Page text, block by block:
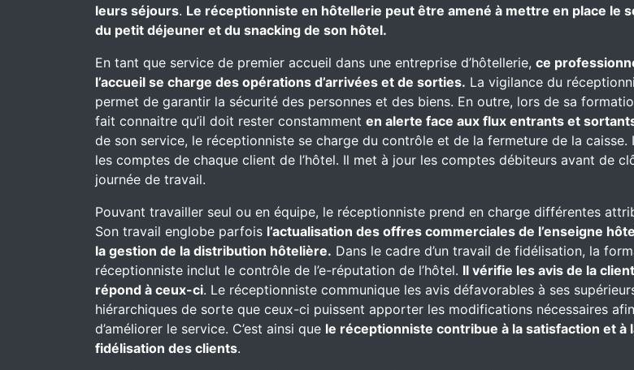
leurs séjours. Le réceptionniste en hôtellerie peut être amené à mettre en place le
du petit déjeuner et du snacking de son hôtel.
En tant que service de premier accueil dans une entreprise d’hôtellerie, ce
l’accueil se charge des opérations d’arrivées et de sorties. La vigilance du
permet de garantir la sécurité des personnes et des biens. En outre, lors de sa
fait connaitre qu’il doit rester constamment en alerte face aux flux entrants et
de son service, le réceptionniste se charge du contrôle et de la fermeture de la caisse.
les comptes de chaque client de l’hôtel. Il met à jour les comptes débiteurs avant de
journée de travail.
Pouvant travailler seul ou en équipe, le réceptionniste prend en charge différentes
Son travail englobe parfois l’actualisation des offres commerciales de l’enseigne
la gestion de la distribution hôtelière. Dans le cadre d’un travail de fidélisation, la
réceptionniste inclut le contrôle de l’e-réputation de l’hôtel. Il vérifie les avis de la
répond à ceux-ci. Le réceptionniste communique les avis défavorables à ses
hiérarchiques de sorte que ceux-ci puissent apporter les modifications nécessaires afin
d’améliorer le service. C’est ainsi que le réceptionniste contribue à la satisfaction et à
fidélisation des clients.